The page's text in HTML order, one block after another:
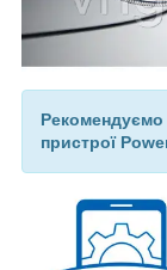
Рекомендуємо
пристрої